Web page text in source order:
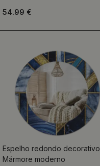
54.99 €
Espelho redondo decorativo
Mármore moderno